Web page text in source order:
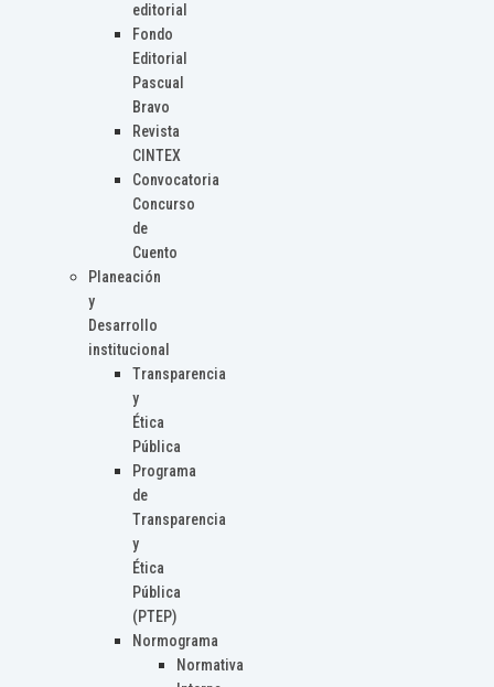
editorial
Fondo
Editorial
Pascual
Bravo
Revista
CINTEX
Convocatoria
Concurso
de
Cuento
Planeación
y
Desarrollo
institucional
Transparencia
y
Ética
Pública
Programa
de
Transparencia
y
Ética
Pública
(PTEP)
Normograma
Normativa